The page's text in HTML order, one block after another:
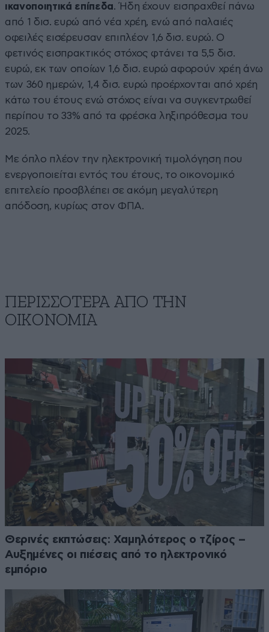
ικανοποιητικά επίπεδα. Ήδη έχουν εισπραχθεί πάνω
από 1 δισ. ευρώ από νέα χρέη, ενώ από παλαιές
οφειλές εισέρευσαν επιπλέον 1,6 δισ. ευρώ. Ο
φετινός εισπρακτικός στόχος φτάνει τα 5,5 δισ.
ευρώ, εκ των οποίων 1,6 δισ. ευρώ αφορούν χρέη άνω
των 360 ημερών, 1,4 δισ. ευρώ προέρχονται από χρέη
κάτω του έτους ενώ στόχος είναι να συγκεντρωθεί
περίπου το 33% από τα φρέσκα ληξιπρόθεσμα του
2025.
Με όπλο πλέον την ηλεκτρονική τιμολόγηση που
ενεργοποιείται εντός του έτους, το οικονομικό
επιτελείο προσβλέπει σε ακόμη μεγαλύτερη
απόδοση, κυρίως στον ΦΠΑ.
ΠΕΡΙΣΣΟΤΕΡΑ ΑΠΟ ΤΗΝ
ΟΙΚΟΝΟΜΙΑ
Θερινές εκπτώσεις: Χαμηλότερος ο τζίρος –
Αυξημένες οι πιέσεις από το ηλεκτρονικό
εμπόριο